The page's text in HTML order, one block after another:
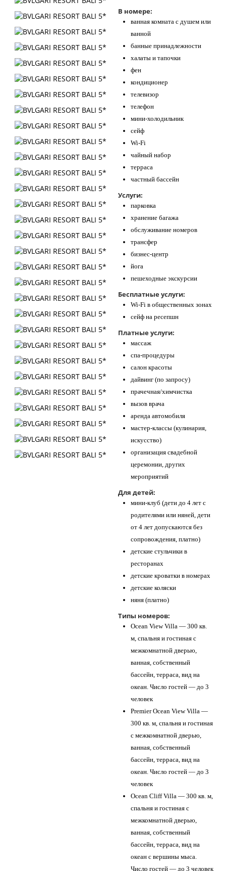
В номере:
ванная комната с душем или
ванной
банные принадлежности
халаты и тапочки
фен
кондиционер
телевизор
телефон
мини-холодильник
сейф
Wi-Fi
чайный набор
терраса
частный бассейн
Услуги:
парковка
хранение багажа
обслуживание номеров
трансфер
бизнес-центр
йога
пешеходные экскурсии
Бесплатные услуги:
Wi-Fi в общественных зонах
сейф на ресепшн
Платные услуги:
массаж
спа-процедуры
салон красоты
дайвинг (по запросу)
прачечная/химчистка
вызов врача
аренда автомобиля
мастер-классы (кулинария,
искусство)
организация свадебной
церемонии, других
мероприятий
Для детей:
мини-клуб (дети до 4 лет с
родителями или няней, дети
от 4 лет допускаются без
сопровождения, платно)
детские стульчики в
ресторанах
детские кроватки в номерах
детские коляски
няня (платно)
Типы номеров:
Ocean View Villa — 300 кв.
м, спальня и гостиная с
межкомнатной дверью,
ванная, собственный
бассейн, терраса, вид на
океан. Число гостей — до 3
человек
Premier Ocean View Villa —
300 кв. м, спальня и гостиная
с межкомнатной дверью,
ванная, собственный
бассейн, терраса, вид на
океан. Число гостей — до 3
человек
Ocean Cliff Villa — 300 кв. м,
спальня и гостиная с
межкомнатной дверью,
ванная, собственный
бассейн, терраса, вид на
океан с вершины мыса.
Число гостей — до 3 человек